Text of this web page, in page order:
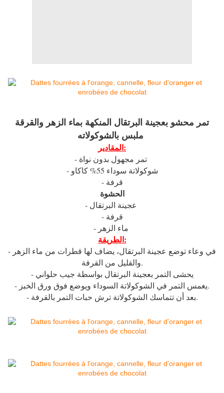
تمر محشو بعجينة البرتقال المنكهة بماء الزهر والقرقة
المقادير:
- شوكولاتة سوداء 55% كاكاو
- قرفة
الحشوة
- قرفة
الطريقة:
- في وعاء توضع عجينة البرتقال، يضاف لها قطرات من ماء الزهر
والقليل من القرفة.
- يحشى التمر بعجينة البرتقال بواسطة جيب حلواني
- يغمس التمر في الشوكولاتة السوداء ويوضع فوق ورق الخبز.
- بعد أن تتماسك الشوكولاتة ترش حبات التمر بالقرفة.